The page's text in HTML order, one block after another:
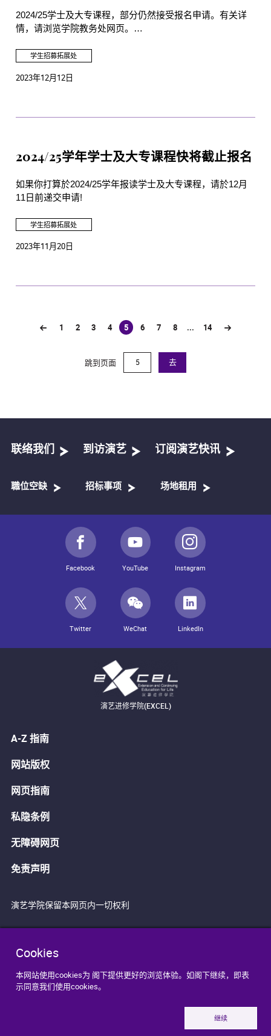
Cookies
本网站使用cookies为 阁下提供更好的浏览体验。如阁下继续，即表
示同意我们使用cookies。
继续
2024/25学士及大专课程，部分仍然接受报名申请。有关详
情，请浏览学院教务处网页。
如果你有志投身表演艺术事业，把握最後机会，立即报名！
学生招募拓展处
2023年12月12日
2024/25学年学士及大专课程快将截止报名
如果你打算於2024/25学年报读学士及大专课程，请於12月
11日前递交申请!
学生招募拓展处
2023年11月20日
1 2 3 4 5
(current)
6 7 8 ... 14
跳到页面 去
联络我们 到访演艺 订阅演艺快讯
職位空缺 招标事项 场地租用
Facebook YouTube Instagram
Twitter WeChat LinkedIn
演艺进修学院(EXCEL)
A-Z 指南
网站版权
网页指南
私隐条例
无障碍网页
免责声明
演艺学院保留本网页内一切权利